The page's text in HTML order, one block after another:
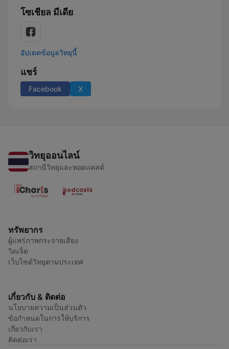
โซเชียล มีเดีย
อัปเดตข้อมูลวิทยุนี้
แชร์
Facebook X
วิทยุออนไลน์
สถานีวิทยุและพอดแคสต์
ทรัพยากร
ผู้แพร่ภาพกระจายเสียง
วิดเจ็ต
เว็บไซต์วิทยุตามประเทศ
เกี่ยวกับ & ติดต่อ
นโยบายความเป็นส่วนตัว
ข้อกำหนดในการให้บริการ
เกี่ยวกับเรา
ติดต่อเรา